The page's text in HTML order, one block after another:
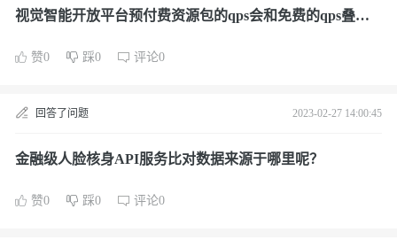
视觉智能开放平台预付费资源包的qps会和免费的qps叠加
赞0 踩0 评论0
回答了问题 2023-02-27 14:00:45
金融级人脸核身API服务比对数据来源于哪里呢？
赞0 踩0 评论0